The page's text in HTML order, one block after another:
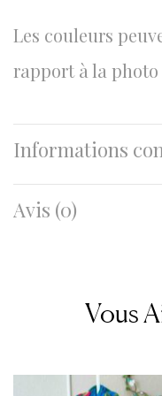
Les couleurs
rapport à la
Informations
Avis (0)
Vous